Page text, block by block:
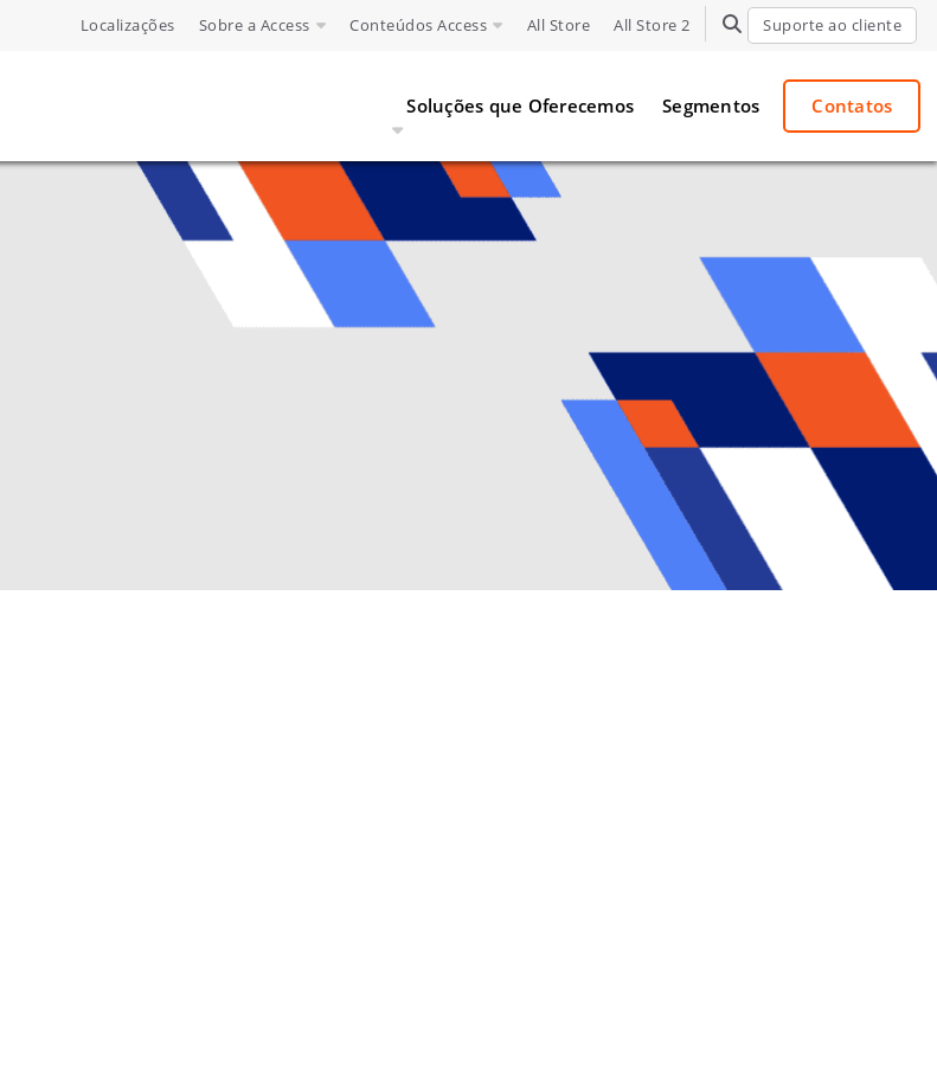
Localizações Sobre a Access Conteúdos Access All Store All Store 2 TOGGLE SEARCH
Suporte ao cliente
Soluções que Oferecemos Segmentos Contatos